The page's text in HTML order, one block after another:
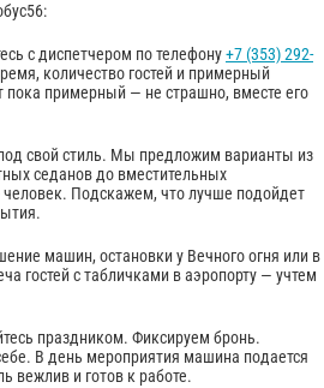
с диспетчером по телефону+7 (353) 292-
количество гостей и примерный
примерный — не страшно, вместе его
свой стиль. Мы предложим варианты из
седанов до вместительных
человек. Подскажем, что лучше подойдет
машин, остановки у Вечного огня или в
гостей с табличками в аэропорту — учтем
праздником. Фиксируем бронь.
В день мероприятия машина подается
вежлив и готов к работе.